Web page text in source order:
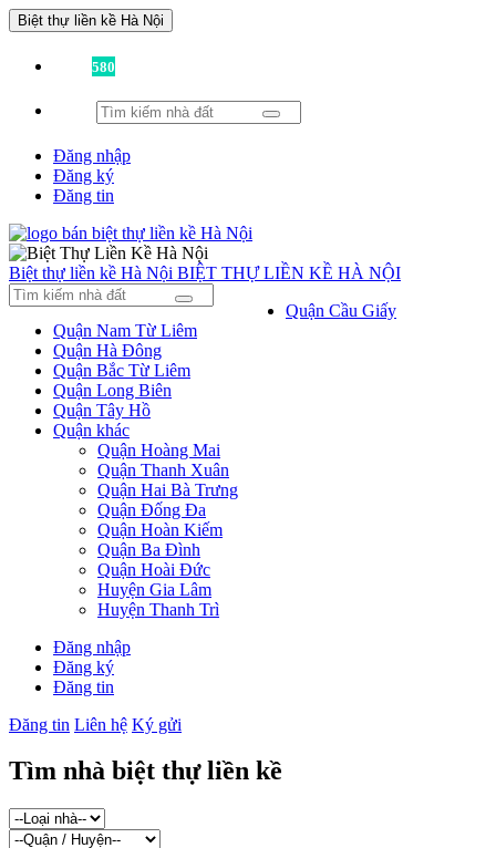
Biệt thự liền kề Hà Nội
580
Đăng nhập
Đăng ký
Đăng tin
Biệt thự liền kề Hà Nội BIỆT THỰ LIỀN KỀ HÀ NỘI
Quận Cầu Giấy
Quận Nam Từ Liêm
Quận Hà Đông
Quận Bắc Từ Liêm
Quận Long Biên
Quận Tây Hồ
Quận khác
Quận Hoàng Mai
Quận Thanh Xuân
Quận Hai Bà Trưng
Quận Đống Đa
Quận Hoàn Kiếm
Quận Ba Đình
Quận Hoài Đức
Huyện Gia Lâm
Huyện Thanh Trì
Đăng nhập
Đăng ký
Đăng tin
Đăng tin Liên hệ Ký gửi
Tìm nhà biệt thự liền kề